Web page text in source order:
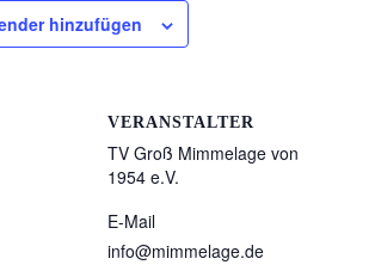
hinzufügen
VERANSTALTER
TV Groß Mimmelage von
1954 e.V.
E-Mail
info@mimmelage.de